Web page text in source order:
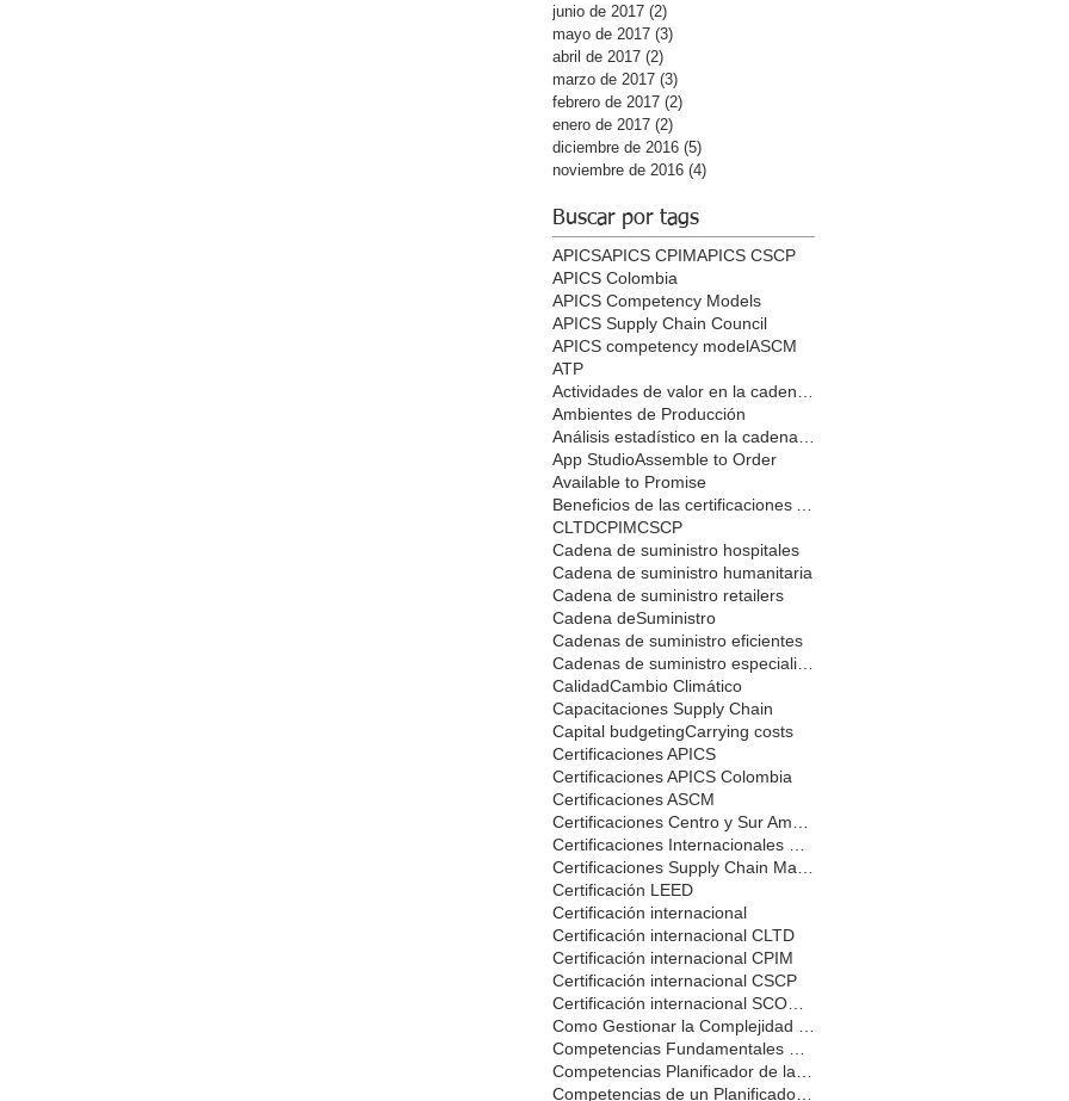
junio de 2017 (2)
mayo de 2017 (3)
abril de 2017 (2)
marzo de 2017 (3)
febrero de 2017 (2)
enero de 2017 (2)
diciembre de 2016 (5)
noviembre de 2016 (4)
Buscar por tags
APICSAPICS CPIMAPICS CSCP
APICS Colombia
APICS Competency Models
APICS Supply Chain Council
APICS competency modelASCM
ATP
Actividades de valor en la cadena de suministro
Ambientes de Producción
Análisis estadístico en la cadena de suministro
App StudioAssemble to Order
Available to Promise
Beneficios de las certificaciones APICS
CLTDCPIMCSCP
Cadena de suministro hospitales
Cadena de suministro humanitaria
Cadena de suministro retailers
Cadena deSuministro
Cadenas de suministro eficientes
Cadenas de suministro especializadas
CalidadCambio Climático
Capacitaciones Supply Chain
Capital budgetingCarrying costs
Certificaciones APICS
Certificaciones APICS Colombia
Certificaciones ASCM
Certificaciones Centro y Sur America
Certificaciones Internacionales Sigmacol
Certificaciones Supply Chain Management-Español
Certificación LEED
Certificación internacional
Certificación internacional CLTD
Certificación internacional CPIM
Certificación internacional CSCP
Certificación internacional SCOR-P
Como Gestionar la Complejidad Cadena de Suministro
Competencias Fundamentales SCM
Competencias Planificador de la Producción
Competencias de un Planificador Maestro